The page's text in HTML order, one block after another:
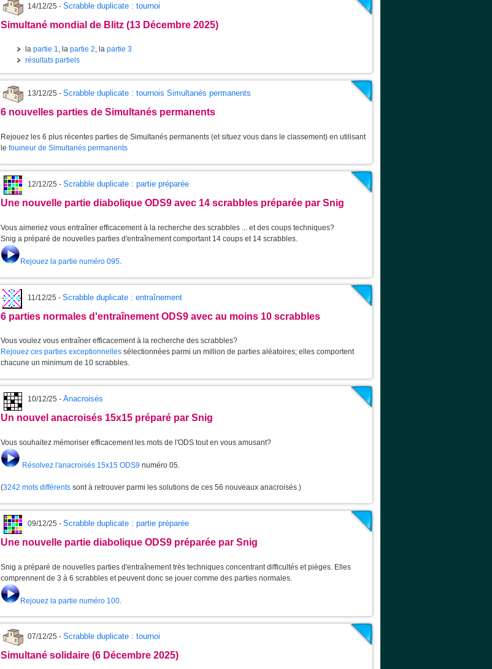
14/12/25 - Scrabble duplicate : tournoi
Simultané mondial de Blitz (13 Décembre 2025)
la partie 1, la partie 2, la partie 3
résultats partiels
13/12/25 - Scrabble duplicate : tournois Simultanés permanents
6 nouvelles parties de Simultanés permanents
Rejouez les 6 plus récentes parties de Simultanés permanents (et situez vous dans le classement) en utilisant
le fouineur de Simultanés permanents
12/12/25 - Scrabble duplicate : partie préparée
Une nouvelle partie diabolique ODS9 avec 14 scrabbles préparée par Snig
Vous aimeriez vous entraîner efficacement à la recherche des scrabbles ... et des coups techniques?
Snig a préparé de nouvelles parties d'entraînement comportant 14 coups et 14 scrabbles.
Rejouez la partie numéro 095
11/12/25 - Scrabble duplicate : entraînement
6 parties normales d'entraînement ODS9 avec au moins 10 scrabbles
Vous voulez vous entraîner efficacement à la recherche des scrabbles?
Rejouez ces parties exceptionnelles sélectionnées parmi un million de parties aléatoires; elles comportent
chacune un minimum de 10 scrabbles.
10/12/25 - Anacroisés
Un nouvel anacroisés 15x15 préparé par Snig
Vous souhaitez mémoriser efficacement les mots de l'ODS tout en vous amusant?
Résolvez l'anacroisés 15x15 ODS9 numéro 05.
(3242 mots différents sont à retrouver parmi les solutions de ces 56 nouveaux anacroisés.)
09/12/25 - Scrabble duplicate : partie préparée
Une nouvelle partie diabolique ODS9 préparée par Snig
Snig a préparé de nouvelles parties d'entraînement très techniques concentrant difficultés et pièges. Elles
comprennent de 3 à 6 scrabbles et peuvent donc se jouer comme des parties normales.
Rejouez la partie numéro 100
07/12/25 - Scrabble duplicate : tournoi
Simultané solidaire (6 Décembre 2025)